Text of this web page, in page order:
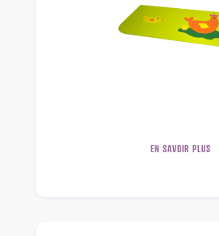
EN SAVOIR PLUS